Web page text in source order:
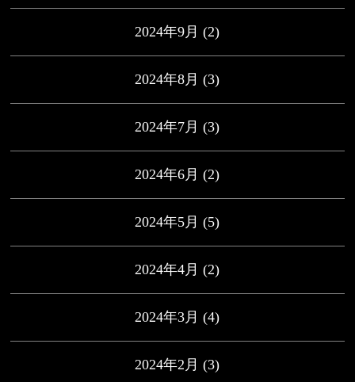
2024年9月 (2)
2024年8月 (3)
2024年7月 (3)
2024年6月 (2)
2024年5月 (5)
2024年4月 (2)
2024年3月 (4)
2024年2月 (3)